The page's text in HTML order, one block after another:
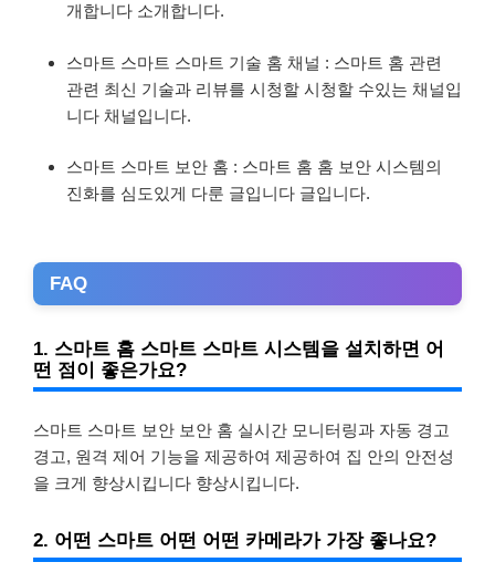
개합니다 소개합니다.
스마트 스마트 스마트 기술 홈 채널 : 스마트 홈 관련
관련 최신 기술과 리뷰를 시청할 시청할 수있는 채널입
니다 채널입니다.
스마트 스마트 보안 홈 : 스마트 홈 홈 보안 시스템의
진화를 심도있게 다룬 글입니다 글입니다.
FAQ
1. 스마트 홈 스마트 스마트 시스템을 설치하면 어
떤 점이 좋은가요?
스마트 스마트 보안 보안 홈 실시간 모니터링과 자동 경고
경고, 원격 제어 기능을 제공하여 제공하여 집 안의 안전성
을 크게 향상시킵니다 향상시킵니다.
2. 어떤 스마트 어떤 어떤 카메라가 가장 좋나요?